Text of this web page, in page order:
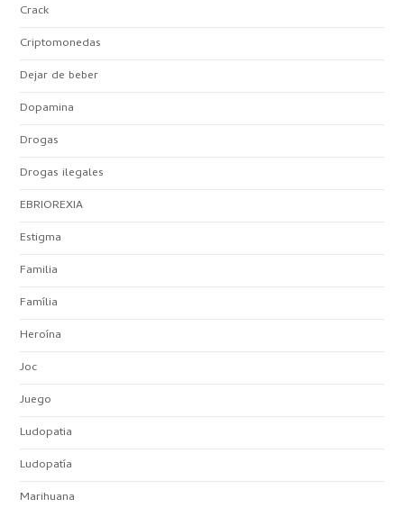
Crack
Criptomonedas
Dejar de beber
Dopamina
Drogas
Drogas ilegales
EBRIOREXIA
Estigma
Familia
Família
Heroína
Joc
Juego
Ludopatia
Ludopatía
Marihuana